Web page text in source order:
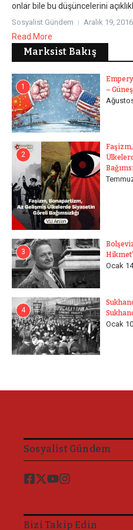
onlar bile bu düşüncelerini
Sosyalist Gündem Aralık 19, 2016
Read More
Marksist Bakış
1
–
2
3
Ocak
4
Ocak
Sosyalist Gündem
Bizi Takip Edin